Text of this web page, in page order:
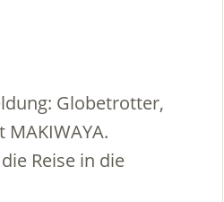
Globetrotter,
Reise in die